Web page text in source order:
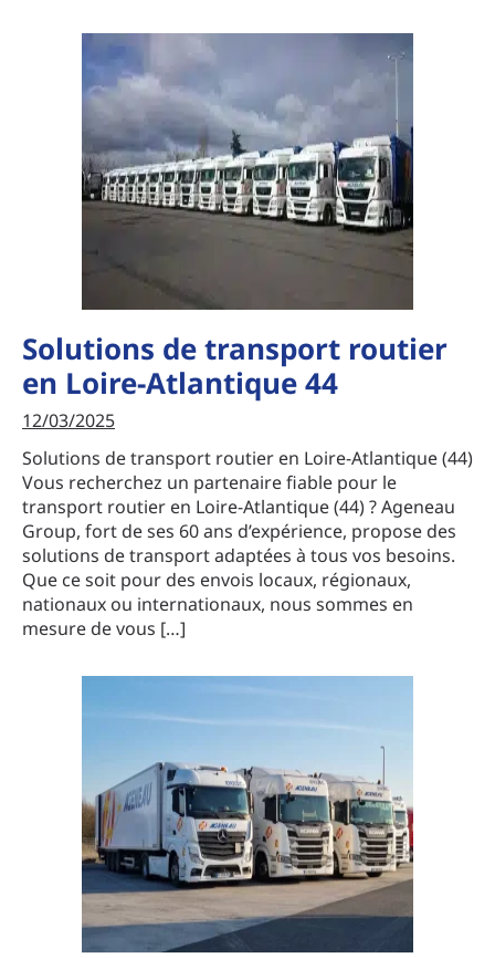
Solutions de transport routier
en Loire-Atlantique 44
12/03/2025
Solutions de transport routier en Loire-Atlantique (44)
Vous recherchez un partenaire fiable pour le
transport routier en Loire-Atlantique (44) ? Ageneau
Group, fort de ses 60 ans d’expérience, propose des
solutions de transport adaptées à tous vos besoins.
Que ce soit pour des envois locaux, régionaux,
nationaux ou internationaux, nous sommes en
mesure de vous […]